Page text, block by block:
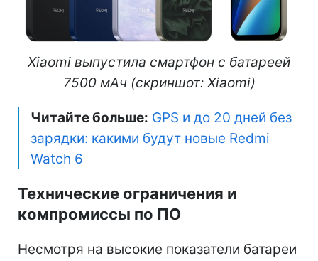
Xiaomi выпустила смартфон с батареей
7500 мАч (скриншот: Xiaomi)
Читайте больше: GPS и до 20 дней без
зарядки: какими будут новые Redmi
Watch 6
Технические ограничения и
компромиссы по ПО
Несмотря на высокие показатели батареи